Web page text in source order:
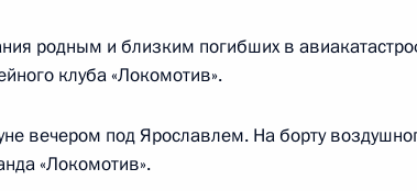
ЮНЕСКО Ириной Боковой
погибших в авиакатастрофе
родным и близким погибших в
клуба «Локомотив».
вечером под Ярославлем. На борту
«Локомотив».